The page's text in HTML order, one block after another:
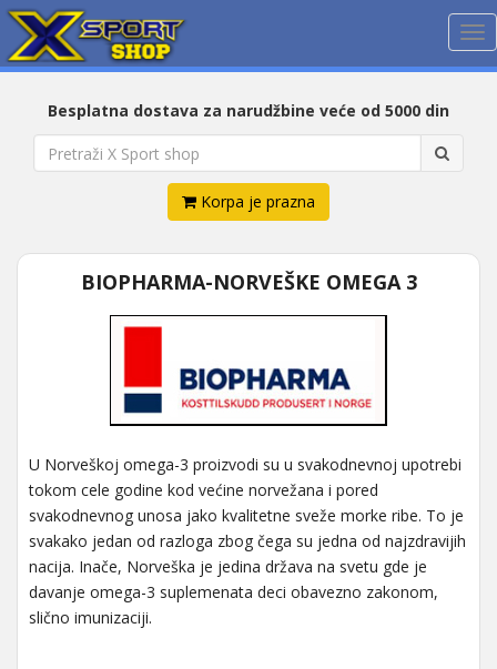
Besplatna dostava za narudžbine veće od 5000 din
Korpa je prazna
BIOPHARMA-NORVEŠKE OMEGA 3
U Norveškoj omega-3 proizvodi su u svakodnevnoj upotrebi
tokom cele godine kod većine norvežana i pored
svakodnevnog unosa jako kvalitetne sveže morke ribe. To je
svakako jedan od razloga zbog čega su jedna od najzdravijih
nacija. Inače, Norveška je jedina država na svetu gde je
davanje omega-3 suplemenata deci obavezno zakonom,
slično imunizaciji.